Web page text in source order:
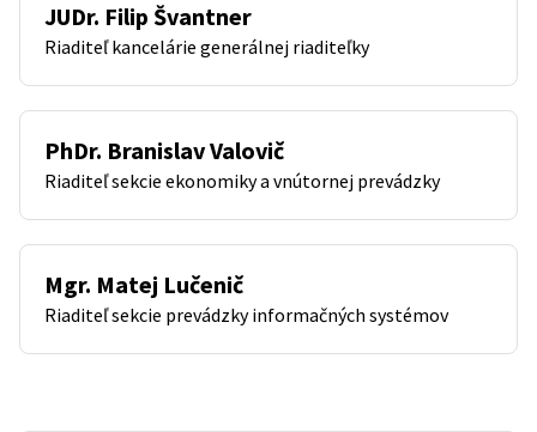
JUDr. Filip Švantner
Riaditeľ kancelárie generálnej riaditeľky
PhDr. Branislav Valovič
Riaditeľ sekcie ekonomiky a vnútornej prevádzky
Mgr. Matej Lučenič
Riaditeľ sekcie prevádzky informačných systémov